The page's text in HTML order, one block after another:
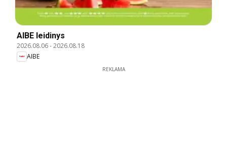
AIBE leidinys
2026.08.06-2026.08.18
AIBE
REKLAMA